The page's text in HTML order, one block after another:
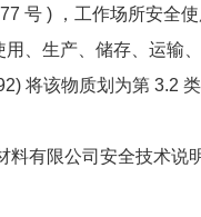
号 ) ，工作场所安全
、生产、储存、运输
将该物质划为第 3.2
料有限公司安全技术说